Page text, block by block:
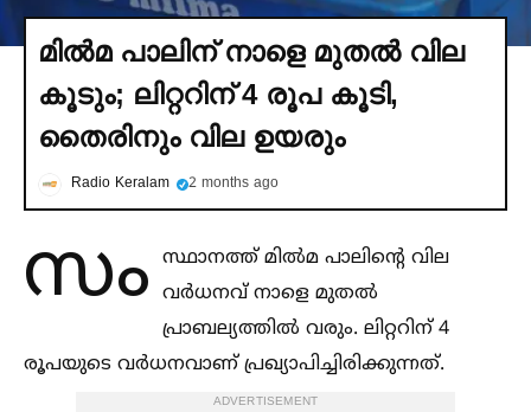
മില്‍മ പാലിന് നാളെ മുതല്‍ വില
കൂടും; ലിറ്ററിന് 4 രൂപ കൂടി,
തൈരിനും വില ഉയരും
Radio Keralam 2 months ago
സം സ്ഥാനത്ത് മില്‍മ പാലിന്റെ വില
വർധനവ് നാളെ മുതല്‍
പ്രാബല്യത്തില്‍ വരും. ലിറ്ററിന് 4
രൂപയുടെ വർധനവാണ് പ്രഖ്യാപിച്ചിരിക്കുന്നത്.
ADVERTISEMENT